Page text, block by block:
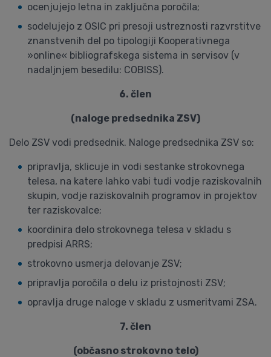
ocenjujejo letna in zaključna poročila;
sodelujejo z OSIC pri presoji ustreznosti razvrstitve
znanstvenih del po tipologiji Kooperativnega
»online« bibliografskega sistema in servisov (v
nadaljnjem besedilu: COBISS).
6. člen
(naloge predsednika ZSV)
Delo ZSV vodi predsednik. Naloge predsednika ZSV so:
pripravlja, sklicuje in vodi sestanke strokovnega
telesa, na katere lahko vabi tudi vodje raziskovalnih
skupin, vodje raziskovalnih programov in projektov
ter raziskovalce;
koordinira delo strokovnega telesa v skladu s
predpisi ARRS;
strokovno usmerja delovanje ZSV;
pripravlja poročila o delu iz pristojnosti ZSV;
opravlja druge naloge v skladu z usmeritvami ZSA.
7. člen
(občasno strokovno telo)